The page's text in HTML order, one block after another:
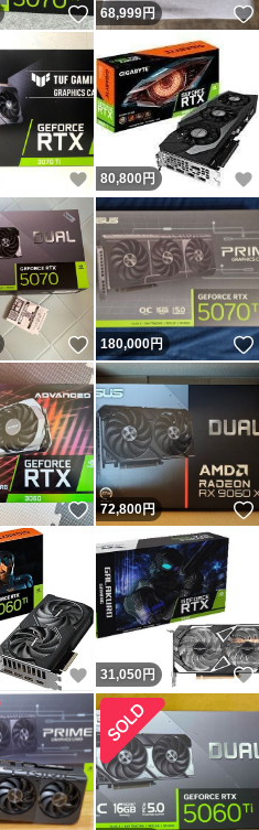
いいね！
68,999円
いいね！
80,800 円
いいね！
180,000円
いいね！
72,800円
いいね！
31,050 円